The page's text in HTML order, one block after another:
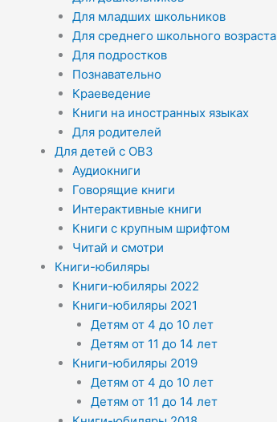
Для младших школьников
Для среднего школьного возраста
Для подростков
Познавательно
Краеведение
Книги на иностранных языках
Для родителей
Для детей с ОВЗ
Аудиокниги
Говорящие книги
Интерактивные книги
Книги с крупным шрифтом
Читай и смотри
Книги-юбиляры
Книги-юбиляры 2022
Книги-юбиляры 2021
Детям от 4 до 10 лет
Детям от 11 до 14 лет
Книги-юбиляры 2019
Детям от 4 до 10 лет
Детям от 11 до 14 лет